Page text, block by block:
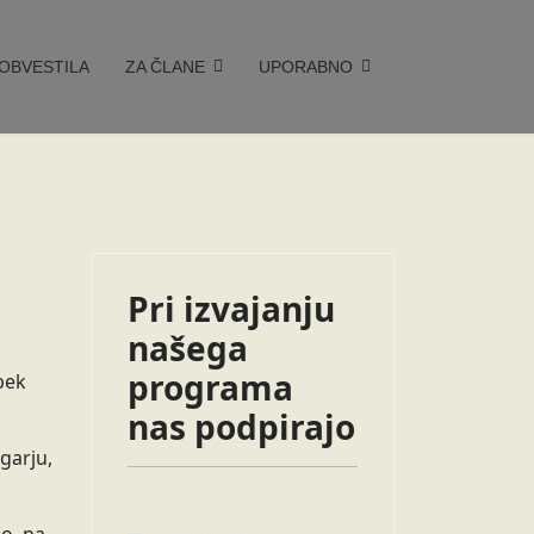
ZA ČLANE UPORABNO
Pri izvajanju
našega
programa
nas podpirajo